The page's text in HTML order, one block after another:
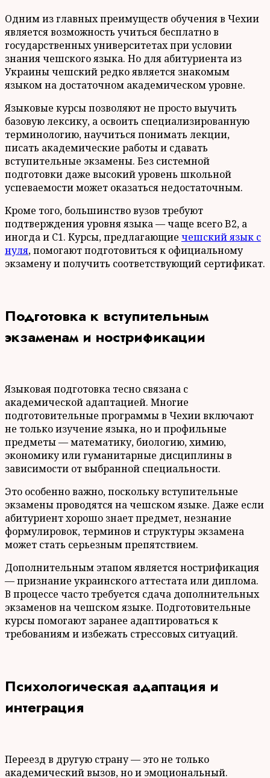
Одним из главных преимуществ обучения в Чехии
является возможность учиться бесплатно в
государственных университетах при условии
знания чешского языка. Но для абитуриента из
Украины чешский редко является знакомым
языком на достаточном академическом уровне.
Языковые курсы позволяют не просто выучить
базовую лексику, а освоить специализированную
терминологию, научиться понимать лекции,
писать академические работы и сдавать
вступительные экзамены. Без системной
подготовки даже высокий уровень школьной
успеваемости может оказаться недостаточным.
Кроме того, большинство вузов требуют
подтверждения уровня языка — чаще всего B2, а
иногда и C1. Курсы, предлагающие чешский язык с
нуля, помогают подготовиться к официальному
экзамену и получить соответствующий сертификат.
Подготовка к вступительным
экзаменам и нострификации
Языковая подготовка тесно связана с
академической адаптацией. Многие
подготовительные программы в Чехии включают
не только изучение языка, но и профильные
предметы — математику, биологию, химию,
экономику или гуманитарные дисциплины в
зависимости от выбранной специальности.
Это особенно важно, поскольку вступительные
экзамены проводятся на чешском языке. Даже если
абитуриент хорошо знает предмет, незнание
формулировок, терминов и структуры экзамена
может стать серьезным препятствием.
Дополнительным этапом является нострификация
— признание украинского аттестата или диплома.
В процессе часто требуется сдача дополнительных
экзаменов на чешском языке. Подготовительные
курсы помогают заранее адаптироваться к
требованиям и избежать стрессовых ситуаций.
Психологическая адаптация и
интеграция
Переезд в другую страну — это не только
академический вызов, но и эмоциональный.